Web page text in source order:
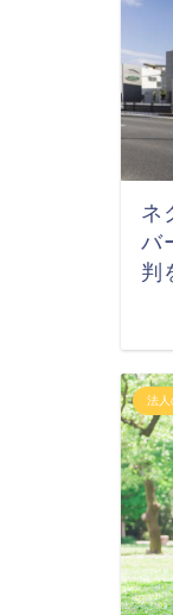
ネ
バ
判
法人